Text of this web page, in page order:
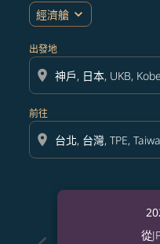
經濟艙 expand_more
出發地
location_on
前往
location_on
從